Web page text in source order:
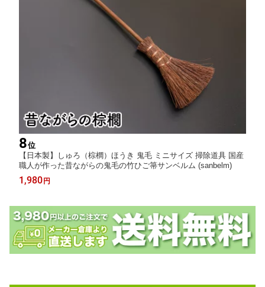
8位
【日本製】しゅろ（棕櫚）ほうき 鬼毛 ミニサイズ 掃除道具 国産
職人が作った昔ながらの鬼毛の竹ひご箒サンベルム (sanbelm)
1,980 円